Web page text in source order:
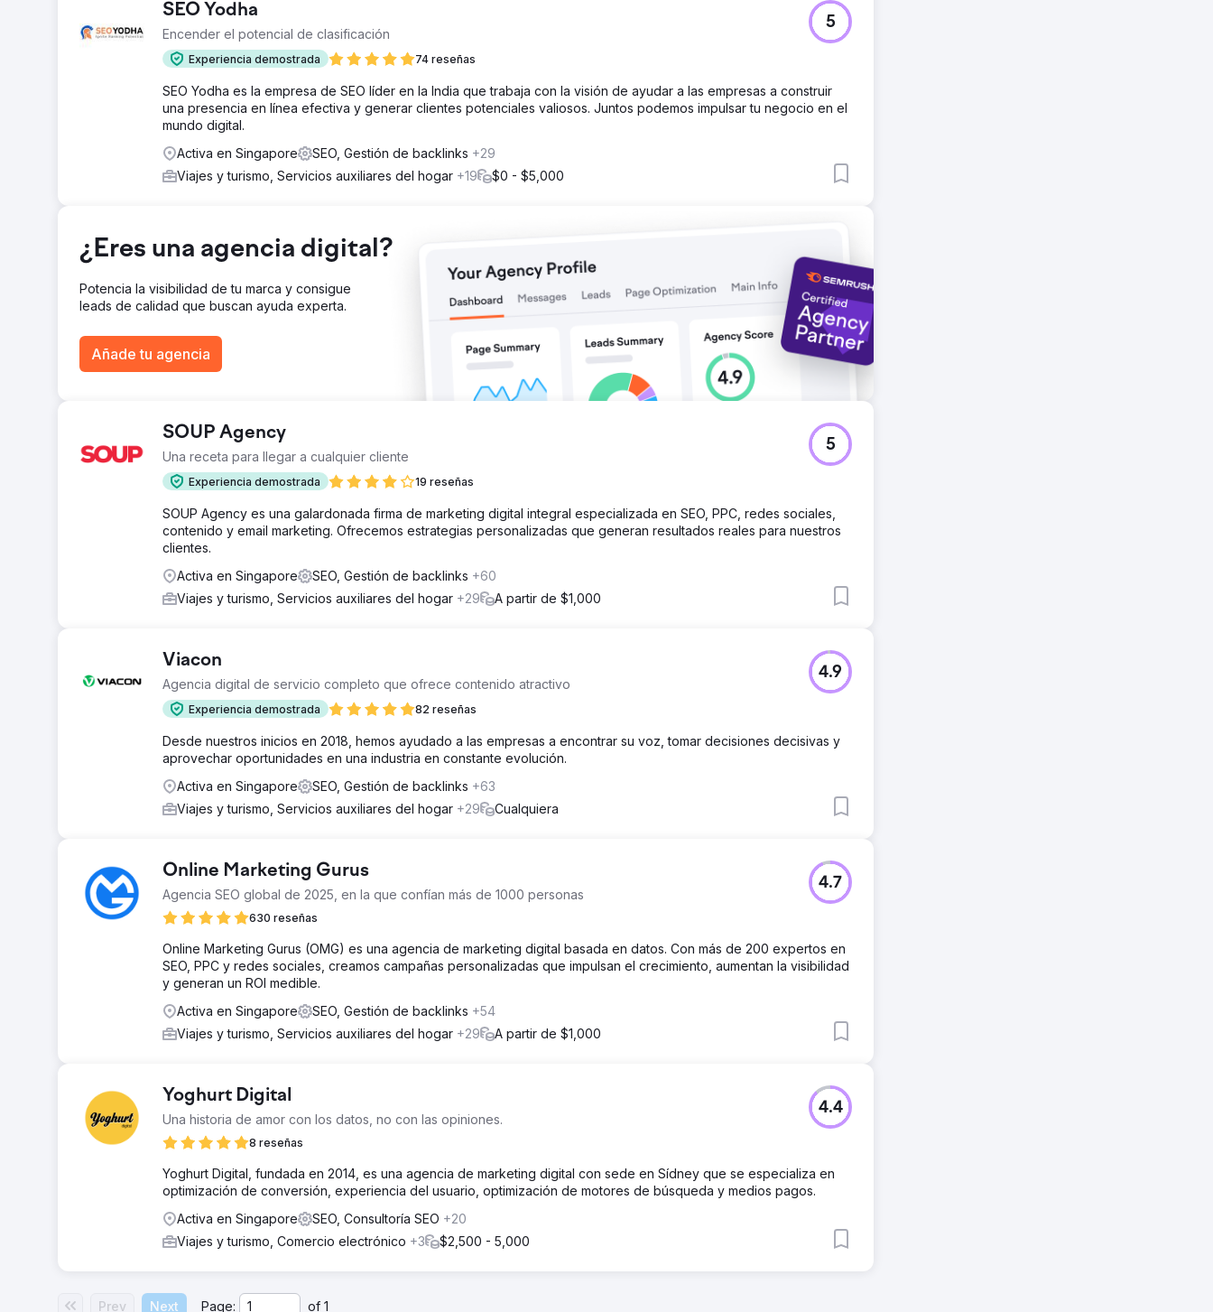
Yas Island se acercó a su temporada de verano más tranquila con el deseo de capitalizar sus campañas existentes y
asociaciones con celebridades para aumentar los ingresos y el valor de los pedidos. Sus tres objetivos principales eran
aumentar los ingresos por búsquedas orgánicas, el valor promedio de los pedidos orgánicos y los usuarios orgánicos
Nuestro trabajo combinó una implementación técnica compleja, incluidos problemas de renderizado JS, desarrollo de contenido
de embudo completo, optimizaciones ágiles en el sitio y construcción de enlaces de un extremo a otro. Además, aprovechamos
el material existente de "Kids Go Free" y Jason Mamoa para crear una campaña verdaderamente integral.
SEO Yodha
Encender el potencial de clasificación
Experiencia demostrada 74 reseñas
5
SEO Yodha es la empresa de SEO líder en la India que trabaja con la visión de ayudar a las empresas a construir
una presencia en línea efectiva y generar clientes potenciales valiosos. Juntos podemos impulsar tu negocio en el
mundo digital.
Activa en Singapore
SEO, Gestión de backlinks +29
Viajes y turismo, Servicios auxiliares del hogar +19 $0 - $5,000
¿Eres una agencia digital?
Potencia la visibilidad de tu marca y consigue
leads de calidad que buscan ayuda experta.
Añade tu agencia
SOUP Agency
Una receta para llegar a cualquier cliente
Experiencia demostrada 19 reseñas
5
SOUP Agency es una galardonada firma de marketing digital integral especializada en SEO, PPC, redes sociales,
contenido y email marketing. Ofrecemos estrategias personalizadas que generan resultados reales para nuestros
clientes.
Activa en Singapore
SEO, Gestión de backlinks +60
Viajes y turismo, Servicios auxiliares del hogar +29 A partir de $1,000
Viacon
Agencia digital de servicio completo que ofrece contenido atractivo
Experiencia demostrada 82 reseñas
4.9
Desde nuestros inicios en 2018, hemos ayudado a las empresas a encontrar su voz, tomar decisiones decisivas y
aprovechar oportunidades en una industria en constante evolución.
Activa en Singapore
SEO, Gestión de backlinks +63
Viajes y turismo, Servicios auxiliares del hogar +29 Cualquiera
Online Marketing Gurus
Agencia SEO global de 2025, en la que confían más de 1000 personas
630 reseñas
4.7
Online Marketing Gurus (OMG) es una agencia de marketing digital basada en datos. Con más de 200 expertos en
SEO, PPC y redes sociales, creamos campañas personalizadas que impulsan el crecimiento, aumentan la visibilidad
y generan un ROI medible.
Activa en Singapore
SEO, Gestión de backlinks +54
Viajes y turismo, Servicios auxiliares del hogar +29 A partir de $1,000
Yoghurt Digital
Una historia de amor con los datos, no con las opiniones.
8 reseñas
4.4
Yoghurt Digital, fundada en 2014, es una agencia de marketing digital con sede en Sídney que se especializa en
optimización de conversión, experiencia del usuario, optimización de motores de búsqueda y medios pagos.
Activa en Singapore
SEO, Consultoría SEO +20
Viajes y turismo, Comercio electrónico +3 $2,500 - 5,000
Prev Next Page: of 1